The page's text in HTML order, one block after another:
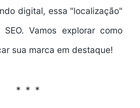
digital, essa "localização"
Vamos explorar como
sua marca em destaque!